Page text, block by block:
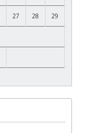
27 28 29